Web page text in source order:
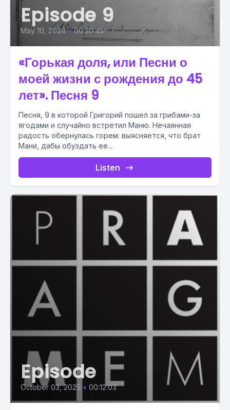
Episode 9
May 10, 2024 • 00:20:45
«Горькая доля, или Песни о
моей жизни с рождения до 45
лет». Песня 9
Песня, 9 в которой Григорий пошел за грибами-за
ягодами и случайно встретил Маню. Нечаянная
радость обернулась горем: выясняется, что брат
Мани, дабы обуздать ее...
Listen
Episode
October 03, 2025 • 00:12:03